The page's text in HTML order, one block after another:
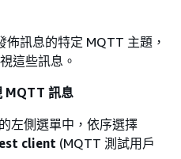
訊息的特定 MQTT 主題，
這些訊息。
MQTT 訊息
左側選單中，依序選擇
client (MQTT 測試用戶